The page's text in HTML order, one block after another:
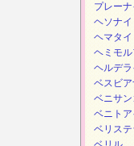
プレーナ
ヘソナイ
ヘマタイ
ヘミモル
ヘルデラ
ベスビア
ベニサ
ベニトア
ベリステ